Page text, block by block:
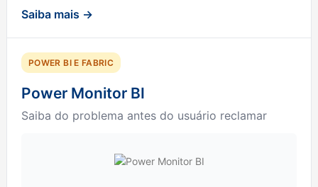
Saiba mais →
POWER BI E FABRIC
Power Monitor BI
Saiba do problema antes do usuário reclamar